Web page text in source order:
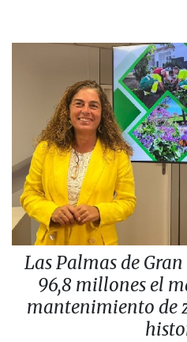
Las Palmas de
96,8 millones el
mantenimiento de